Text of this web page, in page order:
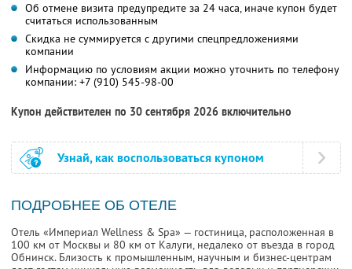
Об отмене визита предупредите за 24 часа, иначе купон будет
считаться использованным
Скидка не суммируется с другими спецпредложениями
компании
Информацию по условиям акции можно уточнить по телефону
компании: +7 (910) 545-98-00
Купон действителен по 30 сентября 2026 включительно
Узнай, как воспользоваться купоном
ПОДРОБНЕЕ ОБ ОТЕЛЕ
Отель «Империал Wellness & Spa» — гостиница, расположенная в
100 км от Москвы и 80 км от Калуги, недалеко от въезда в город
Обнинск. Близость к промышленным, научным и бизнес-центрам